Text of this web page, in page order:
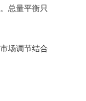
总量平衡只
场调节结合